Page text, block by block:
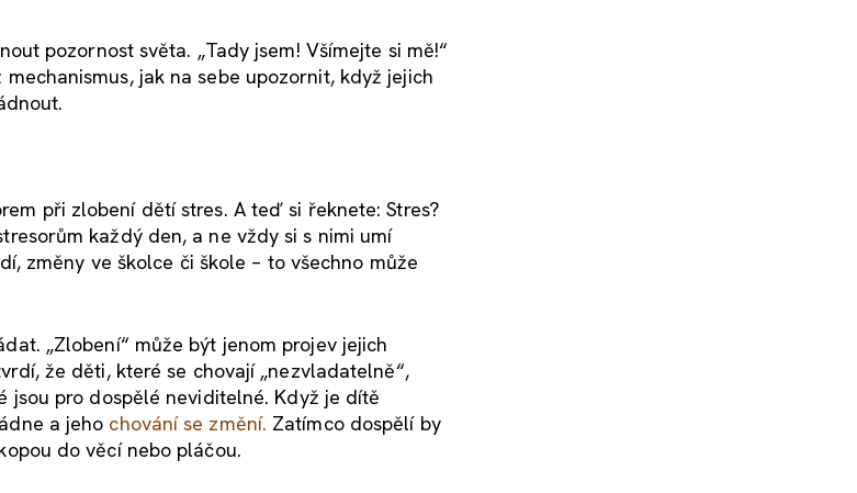
pozornost světa. „Tady jsem! Všímejte si mě!“
jak na sebe upozornit, když jejich
při zlobení dětí stres. A teď si řeknete: Stres?
každý den, a ne vždy si s nimi umí
změny ve školce či škole – to všechno může
„Zlobení“ může být jenom projev jejich
že děti, které se chovají „nezvladatelně“,
jsou pro dospělé neviditelné. Když je dítě
a jeho chování se změní. Zatímco dospělí by
do věcí nebo pláčou.